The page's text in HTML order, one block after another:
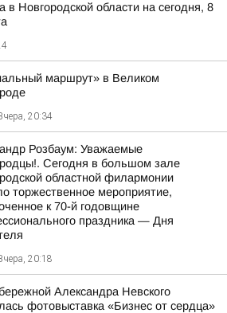
в Новгородской области на сегодня, 8
маршрут» в Великом
20:34
Розбаум: Уважаемые
Сегодня в большом зале
областной филармонии
торжественное мероприятие,
к 70-й годовщине
праздника — Дня
20:18
Александра Невского
фотовыставка «Бизнес от сердца»